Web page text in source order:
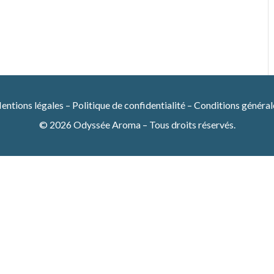
légales – Politique de confidentialité – Conditions
© 2026 Odyssée Aroma – Tous droits réservés.